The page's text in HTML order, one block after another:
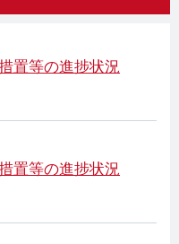
置等の進捗状況
置等の進捗状況